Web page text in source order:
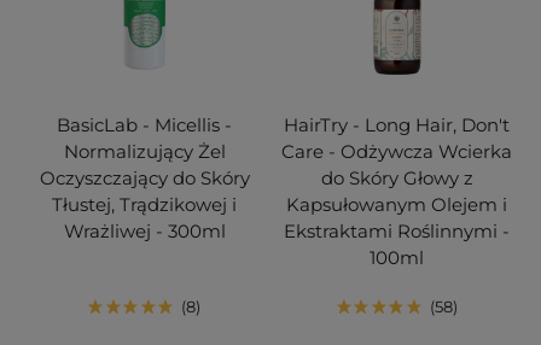
BasicLab - Micellis -
Normalizujący Żel
Oczyszczający do Skóry
Tłustej, Trądzikowej i
Wrażliwej - 300ml
8
HairTry - Long Hair, Don't
Care - Odżywcza Wcierka
do Skóry Głowy z
Kapsułowanym Olejem i
Ekstraktami Roślinnymi -
100ml
58